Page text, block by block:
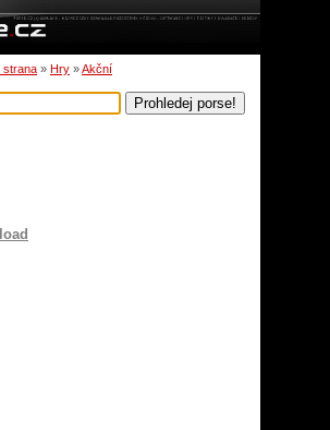
strana » Hry »Akční